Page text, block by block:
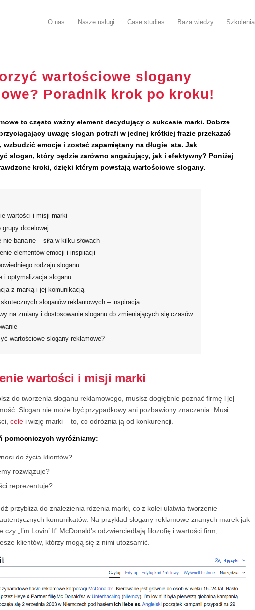
O nas Nasze usługi Case studies Baza wiedzy Szkolenia
wartościowe slogany
Poradnik krok po kroku!
to często ważny element decydujący o sukcesie marki. Dobrze
uwagę slogan potrafi w jednej krótkiej frazie przekazać
wzbudzić emocje i zostać zapamiętany na długie lata. Jak
slogan, który będzie zarówno angażujący, jak i efektywny? Poniżej
kroki, dzięki którym powstają wartościowe slogany.
wartości i misji marki
grupy docelowej
nie banalne – siła w kilku słowach
elementów emocji i inspiracji
rodzaju sloganu
i optymalizacja sloganu
z marką i jej komunikacją
skutecznych sloganów reklamowych – inspiracja
na zmiany i dostosowanie sloganu do zmieniających się czasów
wartościowe slogany reklamowe?
wartości i misji marki
do tworzenia sloganu reklamowego, musisz dogłębnie poznać firmę i jej
Slogan nie może być przypadkowy ani pozbawiony znaczenia. Musi
celei wizję marki – to, co odróżnia ją od konkurencji.
pomocniczych wyróżniamy:
do życia klientów?
rozwiązuje?
reprezentuje?
przybliża do znalezienia rdzenia marki, co z kolei ułatwia tworzenie
komunikatów. Na przykład slogany reklamowe znanych marek jak
czy „I’m Lovin’ It” McDonald’s odzwierciedlają filozofię i wartości firm,
klientów, którzy mogą się z nimi utożsamić.